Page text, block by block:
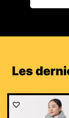
Les